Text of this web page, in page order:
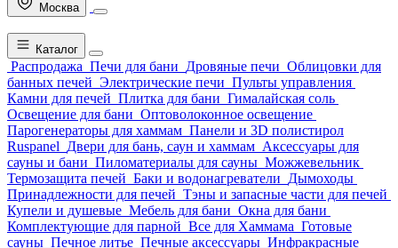
Москва
Каталог
Распродажа Печи для бани Дровяные печи Облицовки для
банных печей Электрические печи Пульты управления
Камни для печей Плитка для бани Гималайская соль
Освещение для бани Оптоволоконное освещение
Парогенераторы для хаммам Панели и 3D полистирол
Ruspanel Двери для бань, саун и хаммам Аксессуары для
сауны и бани Пиломатериалы для сауны Можжевельник
Термозащита печей Баки и водонагреватели Дымоходы
Принадлежности для печей Тэны и запасные части для печей
Купели и душевые Мебель для бани Окна для бани
Комплектующие для парной Все для Хаммама Готовые
сауны Печное литье Печные аксессуары Инфракрасные